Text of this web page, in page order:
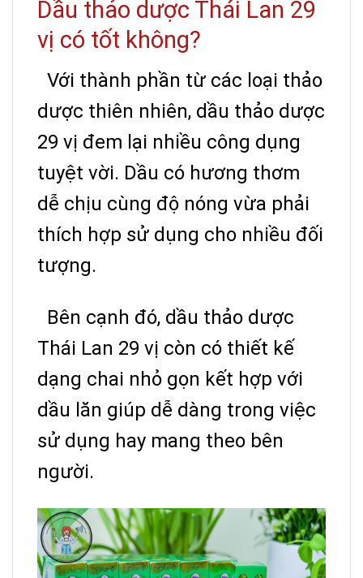
Dầu thảo dược Thái Lan 29
vị có tốt không?
Với thành phần từ các loại thảo
dược thiên nhiên, dầu thảo dược
29 vị đem lại nhiều công dụng
tuyệt vời. Dầu có hương thơm
dễ chịu cùng độ nóng vừa phải
thích hợp sử dụng cho nhiều đối
tượng.
Bên cạnh đó, dầu thảo dược
Thái Lan 29 vị còn có thiết kế
dạng chai nhỏ gọn kết hợp với
dầu lăn giúp dễ dàng trong việc
sử dụng hay mang theo bên
người.